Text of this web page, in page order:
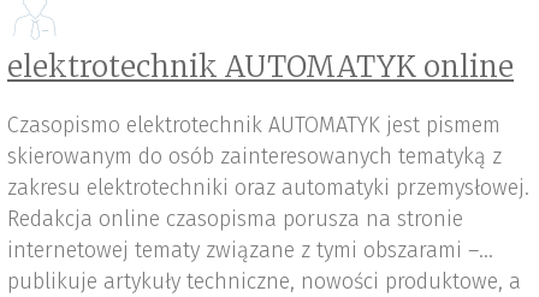
elektrotechnik AUTOMATYK online
Czasopismo elektrotechnik AUTOMATYK jest pismem
skierowanym do osób zainteresowanych tematyką z
zakresu elektrotechniki oraz automatyki przemysłowej.
Redakcja online czasopisma porusza na stronie
internetowej tematy związane z tymi obszarami –
publikuje artykuły techniczne, nowości produktowe, a